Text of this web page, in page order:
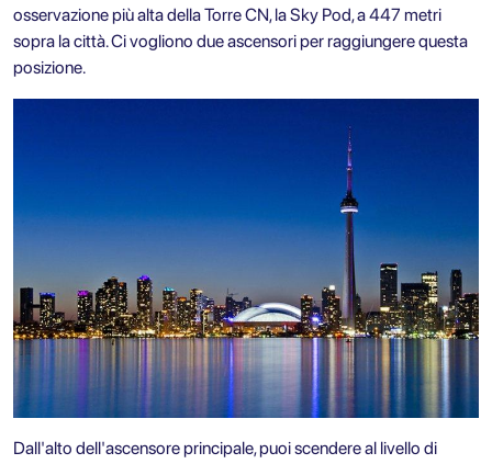
osservazione più alta della Torre CN, la Sky Pod, a 447 metri
sopra la città. Ci vogliono due ascensori per raggiungere questa
posizione.
Dall'alto dell'ascensore principale, puoi scendere al livello di